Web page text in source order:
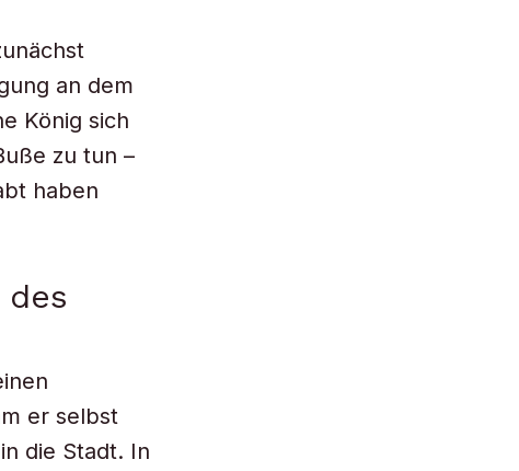
an dem
König sich
zu tun –
haben
er selbst
die Stadt. In